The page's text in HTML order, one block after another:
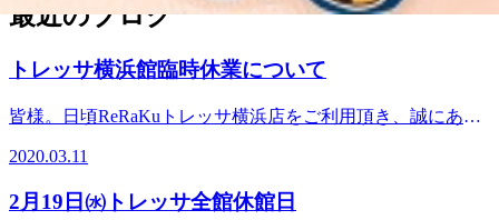
最近のブログ
トレッサ横浜館臨時休業について
皆様。日頃ReRaKuトレッサ横浜店をご利用頂き、誠にあり
期間中トレッサ横浜館が休業致します。ご利用頂くお客様に
はご迷惑、ご不便をお掛け致しますが、どうぞ宜しくお願い
致します。 休業期間3/12～3/15 16日以降も未だ予測がつかな
2020.03.11
2月19日㈬トレッサ全館休館日